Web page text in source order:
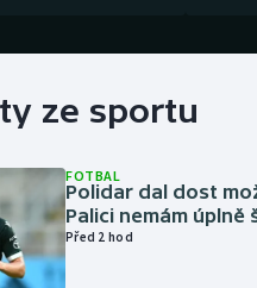
ze sportu
FOTBAL
Polidar dal dost
Palici nemám úplně
Před 2 hod